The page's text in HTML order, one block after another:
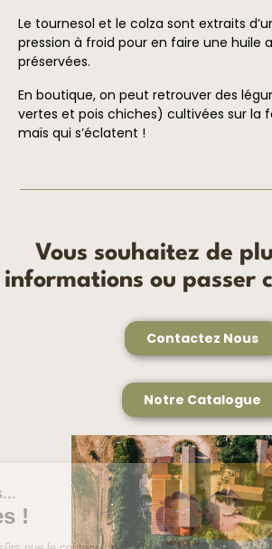
Le tournesol et le colza sont extraits
pression à froid pour en faire une huile
préservées.
En boutique, on peut retrouver des
vertes et pois chiches) cultivées sur la
maïs qui s’éclatent !
Vous souhaitez de
informations ou passer
Contactez Nous
Notre Catalogue